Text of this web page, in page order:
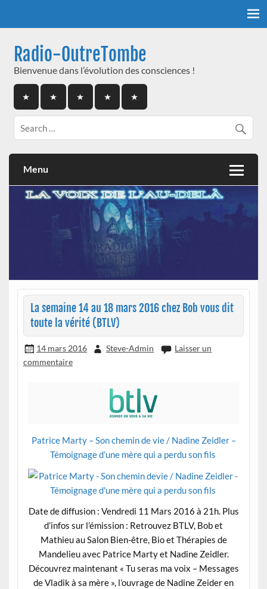
Radio-OutreTombe
Bienvenue dans l’évolution des consciences !
Menu
La semaine 14 au 18 mars 2016 chez Bob vous dit
toute la vérité (BTLV)
14 mars 2016 Steve-Admin
Laisser un
commentaire
Patrice Marty – Son chemin de vie / Nadine Zeidler –
Témoignage d’une mère qui a perdu son fils
Date de diffusion : Vendredi 11 Mars 2016 à 21h. Plus
d’infos sur l’émission : Retrouvez BTLV, Bob et
Mathieu au Salon Bien-être, Bio et Thérapies de
Mandelieu avec Patrice Marty et Nadine Zeidler.
Découvrez maintenant « Tu seras ma voix – Messages
de Vladik à sa mère », l’ouvrage de Nadine Zeider en